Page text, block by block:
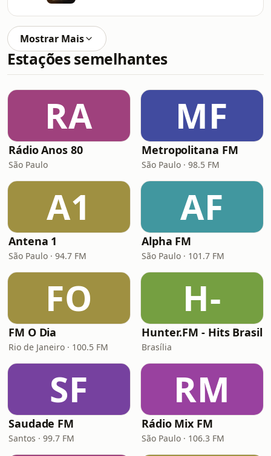
Mostrar Mais
Estações semelhantes
RA
Rádio Anos 80
São Paulo
MF
Metropolitana FM
São Paulo · 98.5 FM
A1
Antena 1
São Paulo · 94.7 FM
AF
Alpha FM
São Paulo · 101.7 FM
FO
FM O Dia
Rio de Janeiro · 100.5 FM
H-
Hunter.FM - Hits Brasil
Brasília
SF
Saudade FM
Santos · 99.7 FM
RM
Rádio Mix FM
São Paulo · 106.3 FM